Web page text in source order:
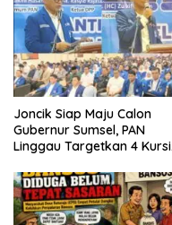
Joncik Siap Maju Calon
Gubernur Sumsel, PAN
Linggau Targetkan 4 Kursi